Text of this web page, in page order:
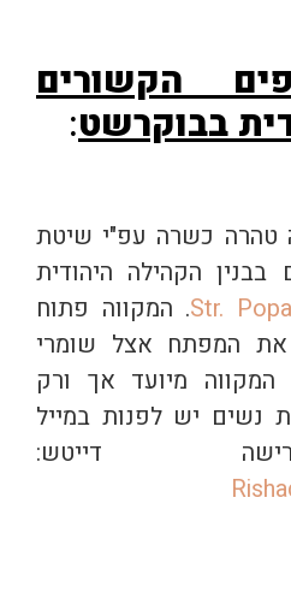
הקשורים
בבוקרשט:
טהרה כשרה עפ"י שיטת
הקהילה היהודית
Str.. המקווה פתוח
את המפתח אצל שומרי
מיועד אך ורק
נשים יש לפנות במייל
דייטש: